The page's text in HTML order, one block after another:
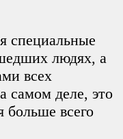
специальные
людях, а
всех
самом деле, это
больше всего